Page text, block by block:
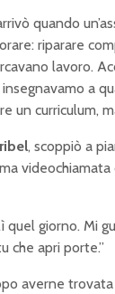
quando
riparare
lavoro.
a
un curriculum,
, scoppiò a
quel giorno. Mi
che apri porte.”
averne trovata